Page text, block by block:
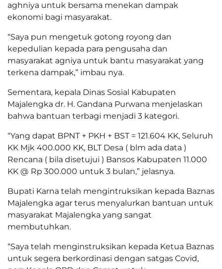
aghniya untuk bersama menekan dampak
ekonomi bagi masyarakat.
“Saya pun mengetuk gotong royong dan
kepedulian kepada para pengusaha dan
masyarakat agniya untuk bantu masyarakat yang
terkena dampak,” imbau nya.
Sementara, kepala Dinas Sosial Kabupaten
Majalengka dr. H. Gandana Purwana menjelaskan
bahwa bantuan terbagi menjadi 3 kategori.
“Yang dapat BPNT + PKH + BST = 121.604 KK, Seluruh
KK Mjk 400.000 KK, BLT Desa ( blm ada data )
Rencana ( bila disetujui ) Bansos Kabupaten 11.000
KK @ Rp 300.000 untuk 3 bulan,” jelasnya.
Bupati Karna telah mengintruksikan kepada Baznas
Majalengka agar terus menyalurkan bantuan untuk
masyarakat Majalengka yang sangat
membutuhkan.
“Saya telah menginstruksikan kepada Ketua Baznas
untuk segera berkordinasi dengan satgas Covid,